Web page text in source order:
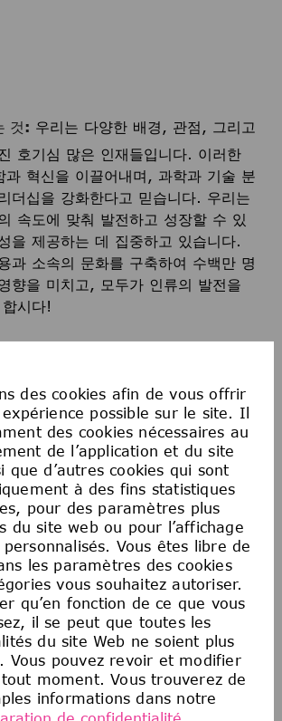
des cookies afin de vous offrir
possible sur le site. Il
des cookies nécessaires au
de l’application et du site
que d’autres cookies qui sont
à des fins statistiques
pour des paramètres plus
du site web ou pour l’affichage
Vous êtes libre de
les paramètres des cookies
vous souhaitez autoriser.
qu’en fonction de ce que vous
il se peut que toutes les
du site Web ne soient plus
Vous pouvez revoir et modifier
moment. Vous trouverez de
informations dans notre
것: 우리는 다양한 배경, 관점, 그리고
호기심 많은 인재들입니다. 이러한
과 혁신을 이끌어내며, 과학과 기술 분
더십을 강화한다고 믿습니다. 우리는
속도에 맞춰 발전하고 성장할 수 있
을 제공하는 데 집중하고 있습니다.
과 소속의 문화를 구축하여 수백만 명
향을 미치고, 모두가 인류의 발전을
시다!
요.
Postulez maintenant
Enregistrer l'offre
en matière d’emploi
au principe de l’égalité
Aucun employé ou candidat
fera l’objet de discrimination